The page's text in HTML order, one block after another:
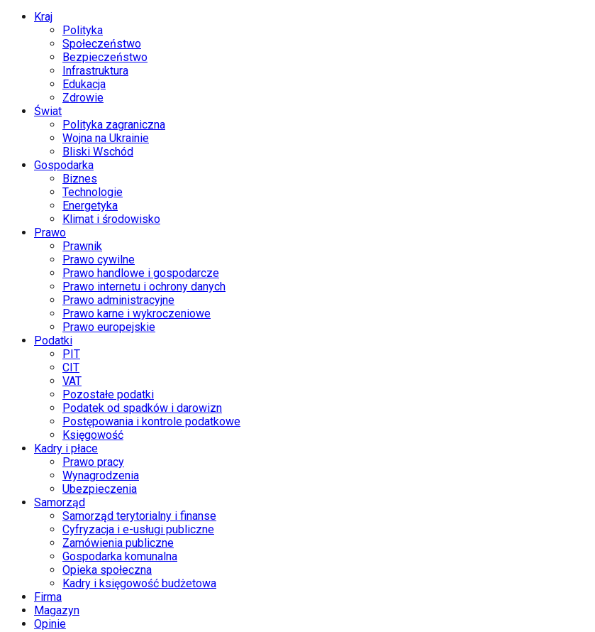
Kraj
Polityka
Społeczeństwo
Bezpieczeństwo
Infrastruktura
Edukacja
Zdrowie
Świat
Polityka zagraniczna
Wojna na Ukrainie
Bliski Wschód
Gospodarka
Biznes
Technologie
Energetyka
Klimat i środowisko
Prawo
Prawnik
Prawo cywilne
Prawo handlowe i gospodarcze
Prawo internetu i ochrony danych
Prawo administracyjne
Prawo karne i wykroczeniowe
Prawo europejskie
Podatki
PIT
CIT
VAT
Pozostałe podatki
Podatek od spadków i darowizn
Postępowania i kontrole podatkowe
Księgowość
Kadry i płace
Prawo pracy
Wynagrodzenia
Ubezpieczenia
Samorząd
Samorząd terytorialny i finanse
Cyfryzacja i e-usługi publiczne
Zamówienia publiczne
Gospodarka komunalna
Opieka społeczna
Kadry i księgowość budżetowa
Firma
Magazyn
Opinie